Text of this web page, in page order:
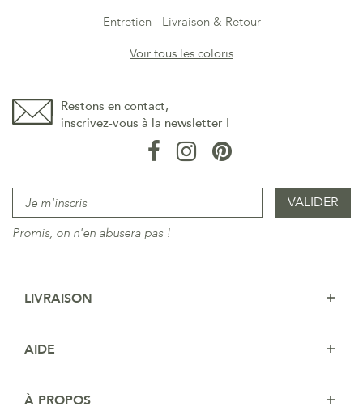
Entretien
Livraison & Retour
Voir tous les coloris
Restons en contact,
inscrivez-vous à la newsletter !
Promis, on n'en abusera pas !
LIVRAISON
AIDE
À PROPOS